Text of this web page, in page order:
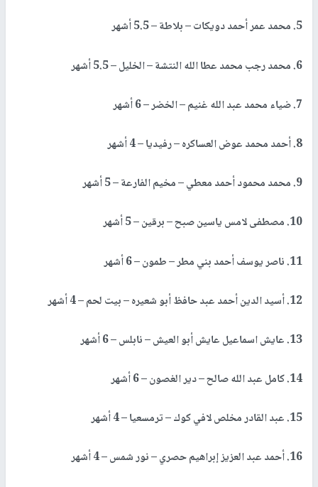
5. محمد عمر أحمد دويكات – بلاطة – 5.5 أشهر
6. محمد رجب محمد عطا الله النتشة – الخليل – 5.5 أشهر
7. ضياء محمد عبد الله غنيم – الخضر – 6 أشهر
8. أحمد محمد عوض العساكره – رفيديا – 4 أشهر
9. محمد محمود أحمد معطي – مخيم الفارعة – 5 أشهر
10. مصطفى لامس ياسين صبح – برقين – 5 أشهر
11. ناصر يوسف أحمد بني مطر – طمون – 6 أشهر
12. أسيد الدين أحمد عبد حافظ أبو شعيره – بيت لحم – 4 أشهر
13. عايش اسماعيل عايش أبو العيش – نابلس – 6 أشهر
14. كامل عبد الله صالح – دير الغصون – 6 أشهر
15. عبد القادر مخلص لافي كوك – ترمسعيا – 4 أشهر
16. أحمد عبد العزيز إبراهيم حصري – نور شمس – 4 أشهر